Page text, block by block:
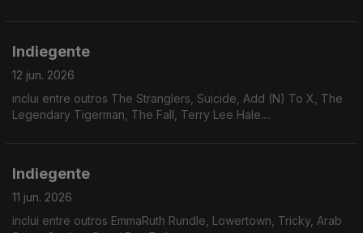
Indiegente
12 jun. 2026
inclui entre outros The Stranglers, Suicide, Add (N) To X, The
Legendary Tigerman, The Fall, Terry Lee Hale....
Indiegente
11 jun. 2026
inclui entre outros EmmaRuth Rundle, Lowertown, Tricky, Arab